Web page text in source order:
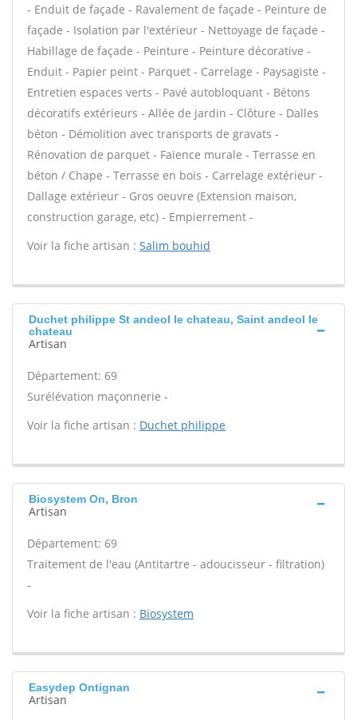
- Enduit de façade - Ravalement de façade - Peinture de
façade - Isolation par l'extérieur - Nettoyage de façade -
Habillage de façade - Peinture - Peinture décorative -
Enduit - Papier peint - Parquet - Carrelage - Paysagiste -
Entretien espaces verts - Pavé autobloquant - Bétons
décoratifs extérieurs - Allée de jardin - Clôture - Dalles
béton - Démolition avec transports de gravats -
Rénovation de parquet - Faïence murale - Terrasse en
béton / Chape - Terrasse en bois - Carrelage extérieur -
Dallage extérieur - Gros oeuvre (Extension maison,
construction garage, etc) - Empierrement -
Voir la fiche artisan : Salim bouhid
Duchet philippe St andeol le chateau, Saint andeol le
chateau
Artisan
Département: 69
Surélévation maçonnerie -
Voir la fiche artisan : Duchet philippe
Biosystem On, Bron
Artisan
Département: 69
Traitement de l'eau (Antitartre - adoucisseur - filtration)
-
Voir la fiche artisan : Biosystem
Easydep Ontignan
Artisan